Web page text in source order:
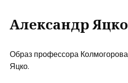
Александр Яцко
Образ профессора
Яцко.